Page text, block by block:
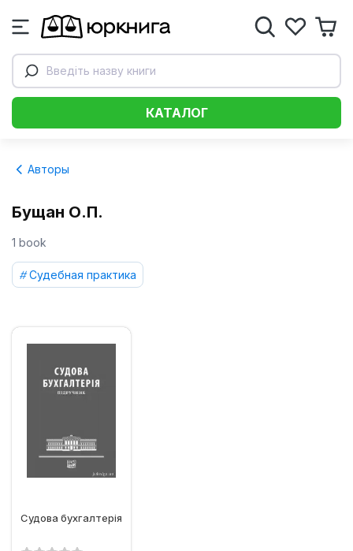
Введіть назву книги
КАТАЛОГ
Авторы
Бущан О.П.
1 book
Судебная практика
Судова бухгалтерія